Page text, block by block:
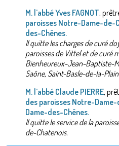
M. l’abbé Yves FAGNOT,
paroisses Notre-Dame-de-
des-Chênes.
Il quitte les charges de curé
paroisses de Vittel et de curé
Bienheureux-Jean-Baptiste-
Saône, Saint-Basle-de-la-
M. l’abbé Claude PIERRE,
des paroisses Notre-
Dame-des-Chênes.
Il quitte le service de la
de-Chatenois.